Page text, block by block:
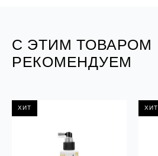
С ЭТИМ ТОВАРОМ
РЕКОМЕНДУЕМ
ХИТ ХИТ